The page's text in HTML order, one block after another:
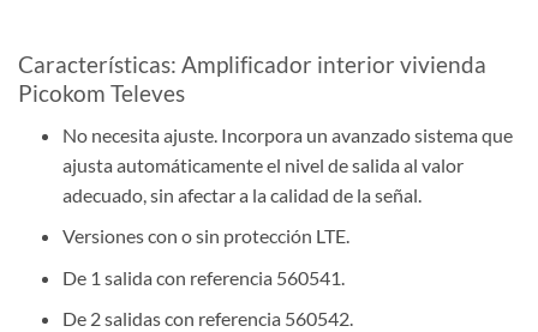
Características: Amplificador interior vivienda
Picokom Televes
No necesita ajuste. Incorpora un avanzado sistema que
ajusta automáticamente el nivel de salida al valor
adecuado, sin afectar a la calidad de la señal.
Versiones con o sin protección LTE.
De 1 salida con referencia 560541.
De 2 salidas con referencia 560542.